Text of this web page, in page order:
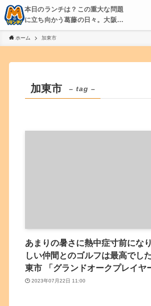
本日のランチは？この重大な問題
に立ち向かう葛藤の日々。大阪・
京都・神戸を中心とした食べ歩
き、飲み歩きを綴る。
ホーム 加東市
加東市 – tag –
あまりの暑さに熱中症寸前にな
しい仲間とのゴルフは最高でし
東市 「グランドオークプレイヤ
2023年07月22日 11:00